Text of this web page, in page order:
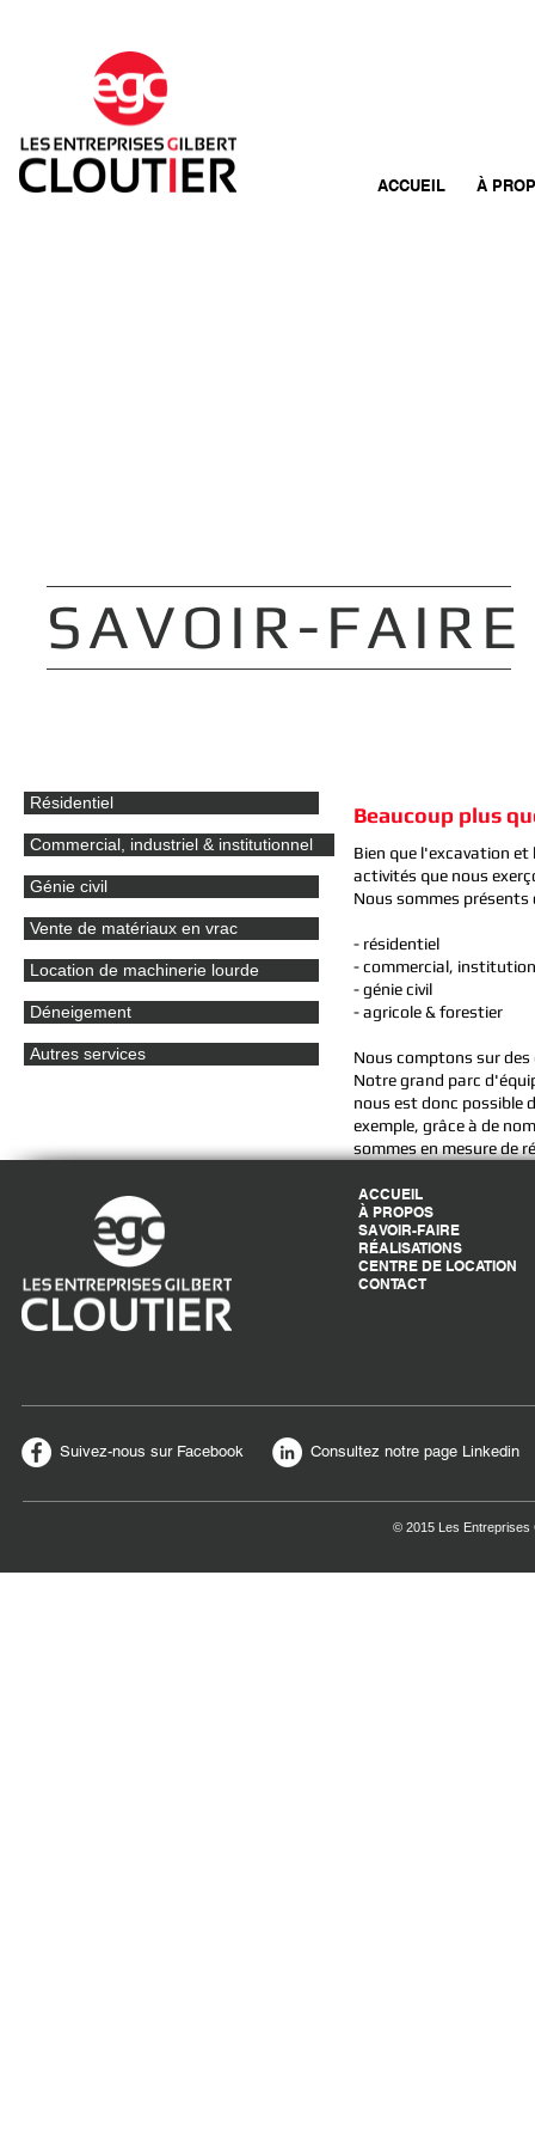
ACCUEIL À
SAVOIR-FAIRE
Résidentiel
Commercial, industriel & institutionnel
Génie civil
Vente de matériaux en vrac
Location de machinerie lourde
Déneigement
Autres services
Beaucoup plus
Bien que l'excavation
activités que nous
Nous sommes présents
- résidentiel
- commercial,
- génie civil
- agricole & forestier
Nous comptons sur
Notre grand parc
nous est donc possible
exemple, grâce à de
sommes en mesure de
ACCUEIL
À PROPOS
SAVOIR-FAIRE
RÉALISATIONS
CENTRE DE LOCATION
CONTACT
Suivez-nous sur Facebook Consultez notre page Linkedin
© 2015 Les Entreprises